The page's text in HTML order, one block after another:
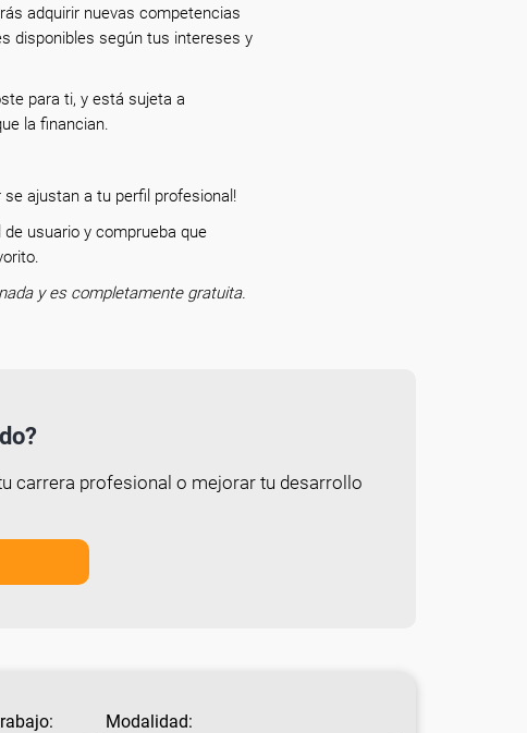
adquirir nuevas competencias
disponibles según tus intereses y
para ti, y está sujeta a
la financian.
ajustan a tu perfil profesional!
usuario y comprueba que
y es completamente gratuita.
carrera profesional o mejorar tu desarrollo
Modalidad: